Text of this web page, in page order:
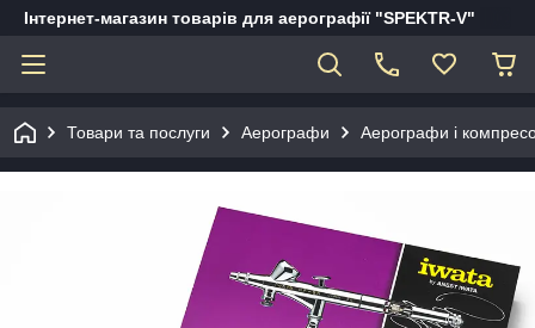
Інтернет-магазин товарів для аерографії "SPEKTR-V"
Товари та послуги Аерографи Аерографи і